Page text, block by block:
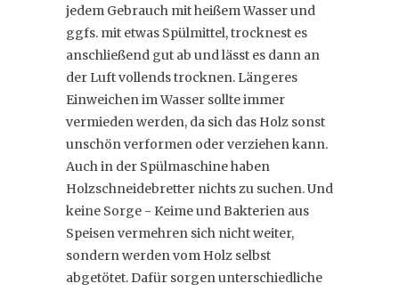
jedem Gebrauch mit heißem Wasser und
ggfs. mit etwas Spülmittel, trocknest es
anschließend gut ab und lässt es dann an
der Luft vollends trocknen. Längeres
Einweichen im Wasser sollte immer
vermieden werden, da sich das Holz sonst
unschön verformen oder verziehen kann.
Auch in der Spülmaschine haben
Holzschneidebretter nichts zu suchen. Und
keine Sorge - Keime und Bakterien aus
Speisen vermehren sich nicht weiter,
sondern werden vom Holz selbst
abgetötet. Dafür sorgen unterschiedliche